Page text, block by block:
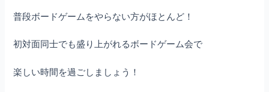
普段ボードゲームをやらない方がほとんど！
初対面同士でも盛り上がれるボードゲーム会で
楽しい時間を過ごしましょう！